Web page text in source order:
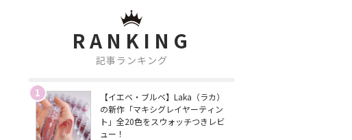
RANKING
記事ランキング
1
【イエベ・ブルベ】Laka（ラカ）
の新作「マキシグレイヤーティン
ト」全20色をスウォッチつきレビ
ュー！